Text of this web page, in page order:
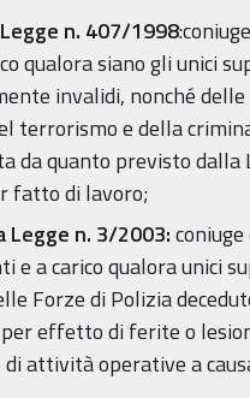
n. 407/1998
qualora siano gli unici
invalidi, nonché
terrorismo e della
da quanto previsto
fatto di lavoro;
Legge n. 3/2003:
e a carico qualora unici
Forze di Polizia
effetto di ferite o
attività operative a